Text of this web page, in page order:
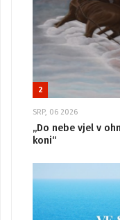
2
SRP, 06 2026
„Do nebe vjel v
koni“